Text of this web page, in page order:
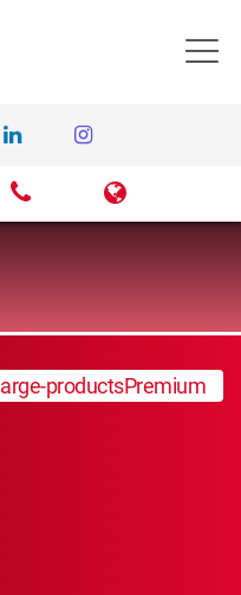
large-productsPremium